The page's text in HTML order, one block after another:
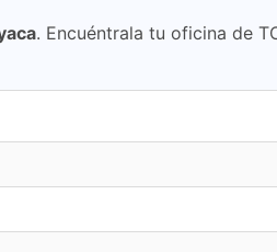
. Encuéntrala tu oficina de